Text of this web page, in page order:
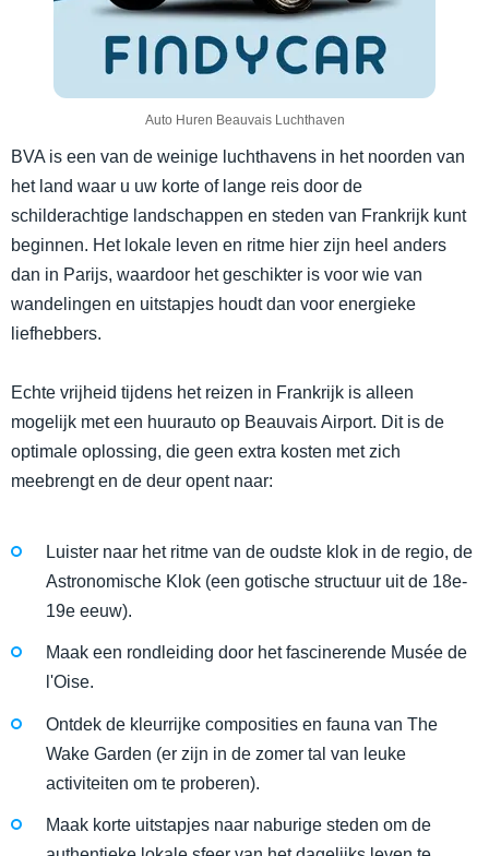
Auto Huren Beauvais Luchthaven
BVA is een van de weinige luchthavens in het noorden van
het land waar u uw korte of lange reis door de
schilderachtige landschappen en steden van Frankrijk kunt
beginnen. Het lokale leven en ritme hier zijn heel anders
dan in Parijs, waardoor het geschikter is voor wie van
wandelingen en uitstapjes houdt dan voor energieke
liefhebbers.
Echte vrijheid tijdens het reizen in Frankrijk is alleen
mogelijk met een huurauto op Beauvais Airport. Dit is de
optimale oplossing, die geen extra kosten met zich
meebrengt en de deur opent naar:
Luister naar het ritme van de oudste klok in de regio, de
Astronomische Klok (een gotische structuur uit de 18e-
19e eeuw).
Maak een rondleiding door het fascinerende Musée de
l'Oise.
Ontdek de kleurrijke composities en fauna van The
Wake Garden (er zijn in de zomer tal van leuke
activiteiten om te proberen).
Maak korte uitstapjes naar naburige steden om de